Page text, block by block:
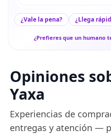
¿Vale la pena? ¿Llega
¿Prefieres que un humano
Opiniones
Yaxa
Experiencias de
entregas y atención —